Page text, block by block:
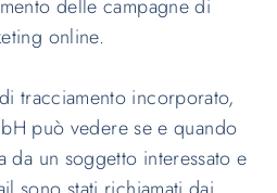
delle campagne di
online.
tracciamento incorporato,
può vedere se e quando
da un soggetto interessato e